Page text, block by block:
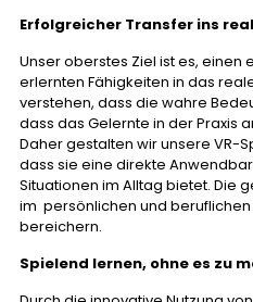
Erfolgreicher Transfer ins
Unser oberstes Ziel ist es,
erlernten Fähigkeiten in das
verstehen, dass die wahre
dass das Gelernte in der Praxis
Daher gestalten wir unsere VR-
dass sie eine direkte
Situationen im Alltag bietet. Die
im persönlichen und beruflichen
bereichern.
Spielend lernen, ohne es zu